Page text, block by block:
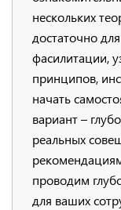
нескольких
достаточно
фасилитации,
принципов,
начать
вариант –
реальных
проводим
для ваших